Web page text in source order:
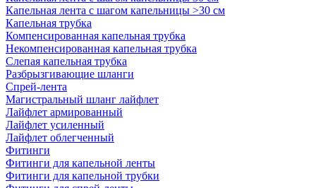
Капельная лента с шагом капельницы >30 см
Капельная трубка
Компенсированная капельная трубка
Некомпенсированная капельная трубка
Слепая капельная трубка
Разбрызгивающие шланги
Спрей-лента
Магистральный шланг лайфлет
Лайфлет армированный
Лайфлет усиленный
Лайфлет облегченный
Фитинги
Фитинги для капельной ленты
Фитинги для капельной трубки